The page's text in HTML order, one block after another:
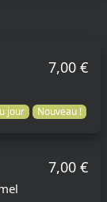
7,00 €
jour Nouveau !
7,00 €